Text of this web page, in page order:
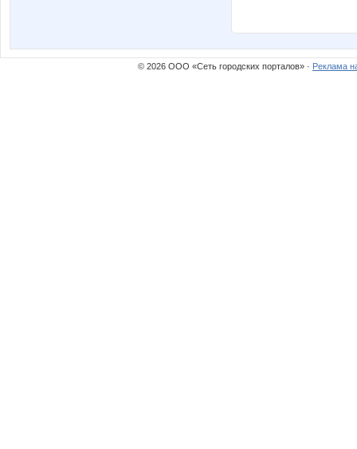
© 2026 ООО «Сеть городских порталов» · Реклама